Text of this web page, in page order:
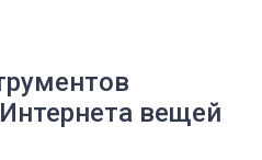
вещей